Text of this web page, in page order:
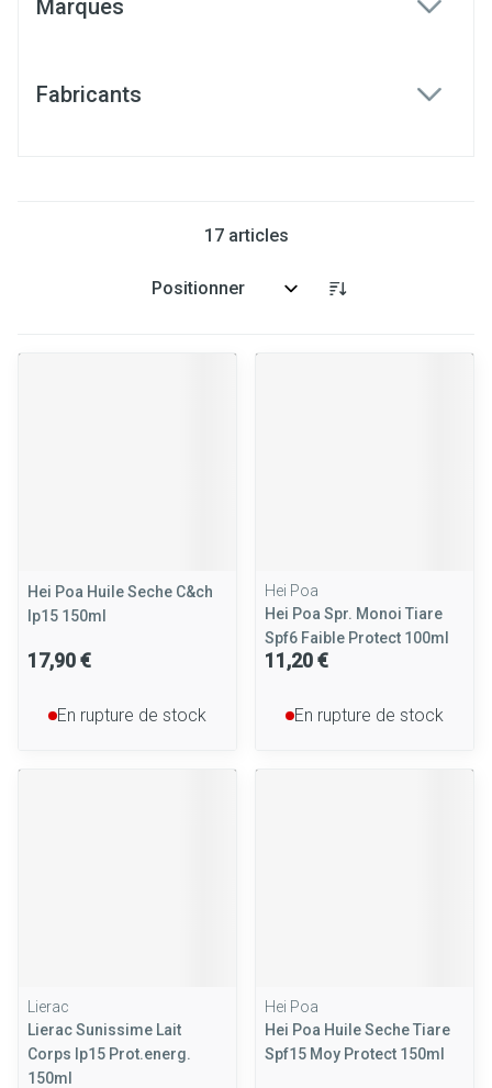
Marques
Fabricants
17articles
Trier par:
Hei Poa Huile Seche C&ch
Ip15 150ml
17,90 €
En rupture de stock
Hei Poa
Hei Poa Spr. Monoi Tiare
Spf6 Faible Protect 100ml
11,20 €
En rupture de stock
Lierac
Lierac Sunissime Lait
Corps Ip15 Prot.energ.
150ml
Hei Poa
Hei Poa Huile Seche Tiare
Spf15 Moy Protect 150ml